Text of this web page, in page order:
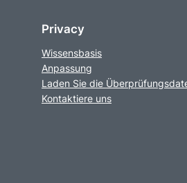
Privacy
Wissensbasis
Anpassung
Laden Sie die
Kontaktiere uns